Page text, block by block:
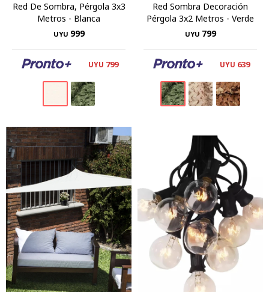
Red De Sombra, Pérgola 3x3
Metros - Blanca
UYU 999
UYU 799
Red Sombra Decoración
Pérgola 3x2 Metros - Verde
UYU 799
UYU 639